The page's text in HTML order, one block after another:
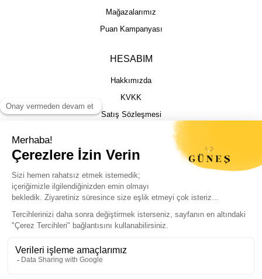
Sizin için en iyi deneyimi sunmak adına
çerezlere izin vermeniz yeterli.
Mağazalarımız
Puan Kampanyası
HESABIM
Hakkımızda
KVKK
Satış Sözleşmesi
İptal İade Şartları
Kargo Takibi
© Güneş Kuyumculuk Tüm Hakları Saklıdır. Kredi kartı bilgileriniz 256bit SSL
sertifikası ile korunmaktadır.